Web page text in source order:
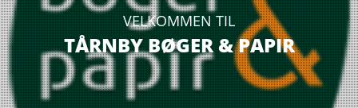
VELKOMMEN TIL
TÅRNBY BØGER & PAPIR